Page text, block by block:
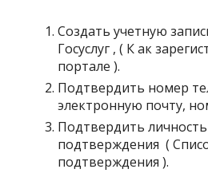
Создать учетную
Госуслуг , ( К ак
портале ).
Подтвердить номер
электронную почту,
Подтвердить
подтверждения (
подтверждения ).